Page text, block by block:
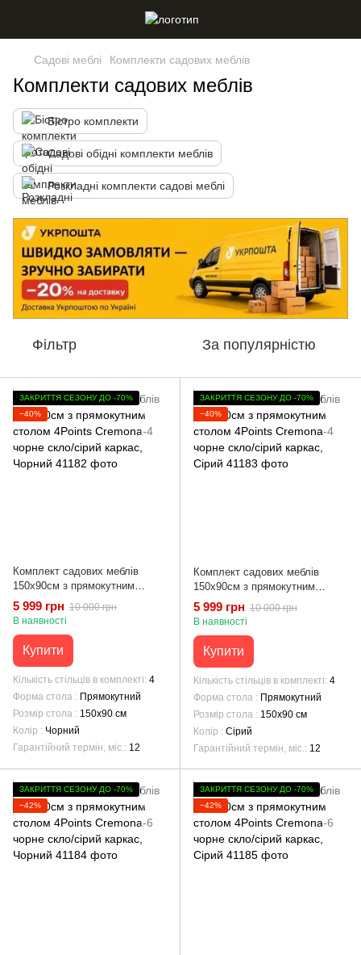
Садові меблі Комплекти садових меблів
Комплекти садових меблів
Бістро комплекти
Садові обідні комплекти меблів
Розкладні комплекти садові меблі
Фільтр За популярністю
ЗАКРИТТЯ СЕЗОНУ ДО -70%
−40%
Комплект садових меблів
150х90см з прямокутним
столом 4Points Cremona-4
чорне скло/сірий каркас,
5 999 грн 10 000 грн
В наявності
Купити
Кількість стільців в комплекті 4
Форма стола
Прямокутний
Розмір стола
150х90 см
Колір
Чорний
Гарантійний термін, міс. 12
ЗАКРИТТЯ СЕЗОНУ ДО -70%
−40%
Комплект садових меблів
150х90см з прямокутним
столом 4Points Cremona-4
чорне скло/сірий каркас, Сірий
5 999 грн 10 000 грн
В наявності
Купити
Кількість стільців в комплекті 4
Форма стола
Прямокутний
Розмір стола
150х90 см
Колір
Сірий
Гарантійний термін, міс. 12
ЗАКРИТТЯ СЕЗОНУ ДО -70%
−42%
ЗАКРИТТЯ СЕЗОНУ ДО -70%
−42%